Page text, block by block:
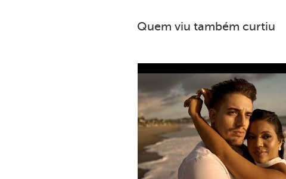
Quem viu também curtiu